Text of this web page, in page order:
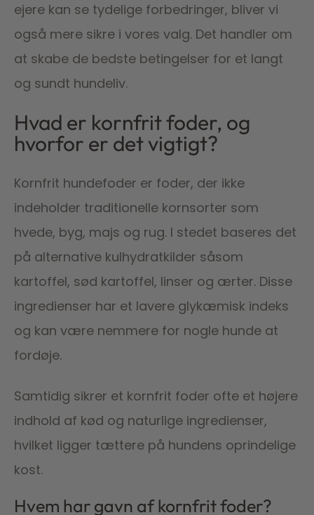
ejere kan se tydelige forbedringer, bliver vi
også mere sikre i vores valg. Det handler om
at skabe de bedste betingelser for et langt
og sundt hundeliv.
Hvad er kornfrit foder, og
hvorfor er det vigtigt?
Kornfrit hundefoder er foder, der ikke
indeholder traditionelle kornsorter som
hvede, byg, majs og rug. I stedet baseres det
på alternative kulhydratkilder såsom
kartoffel, sød kartoffel, linser og ærter. Disse
ingredienser har et lavere glykæmisk indeks
og kan være nemmere for nogle hunde at
fordøje.
Samtidig sikrer et kornfrit foder ofte et højere
indhold af kød og naturlige ingredienser,
hvilket ligger tættere på hundens oprindelige
kost.
Hvem har gavn af kornfrit foder?